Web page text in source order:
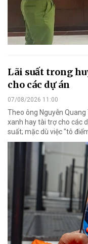
Lãi suất trong
cho các dự án
07/08/2026 11:00
Theo ông Nguyễn
xanh hay tài trợ cho các
suất; mặc dù việc "tô